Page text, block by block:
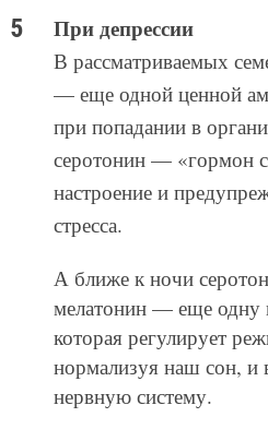
При депрессии
В рассматриваемых
— еще одной ценной
при попадании в
серотонин — «гормон
настроение и
стресса.
А ближе к ночи
мелатонин — еще одну
которая регулирует
нормализуя наш сон, и
нервную систему.